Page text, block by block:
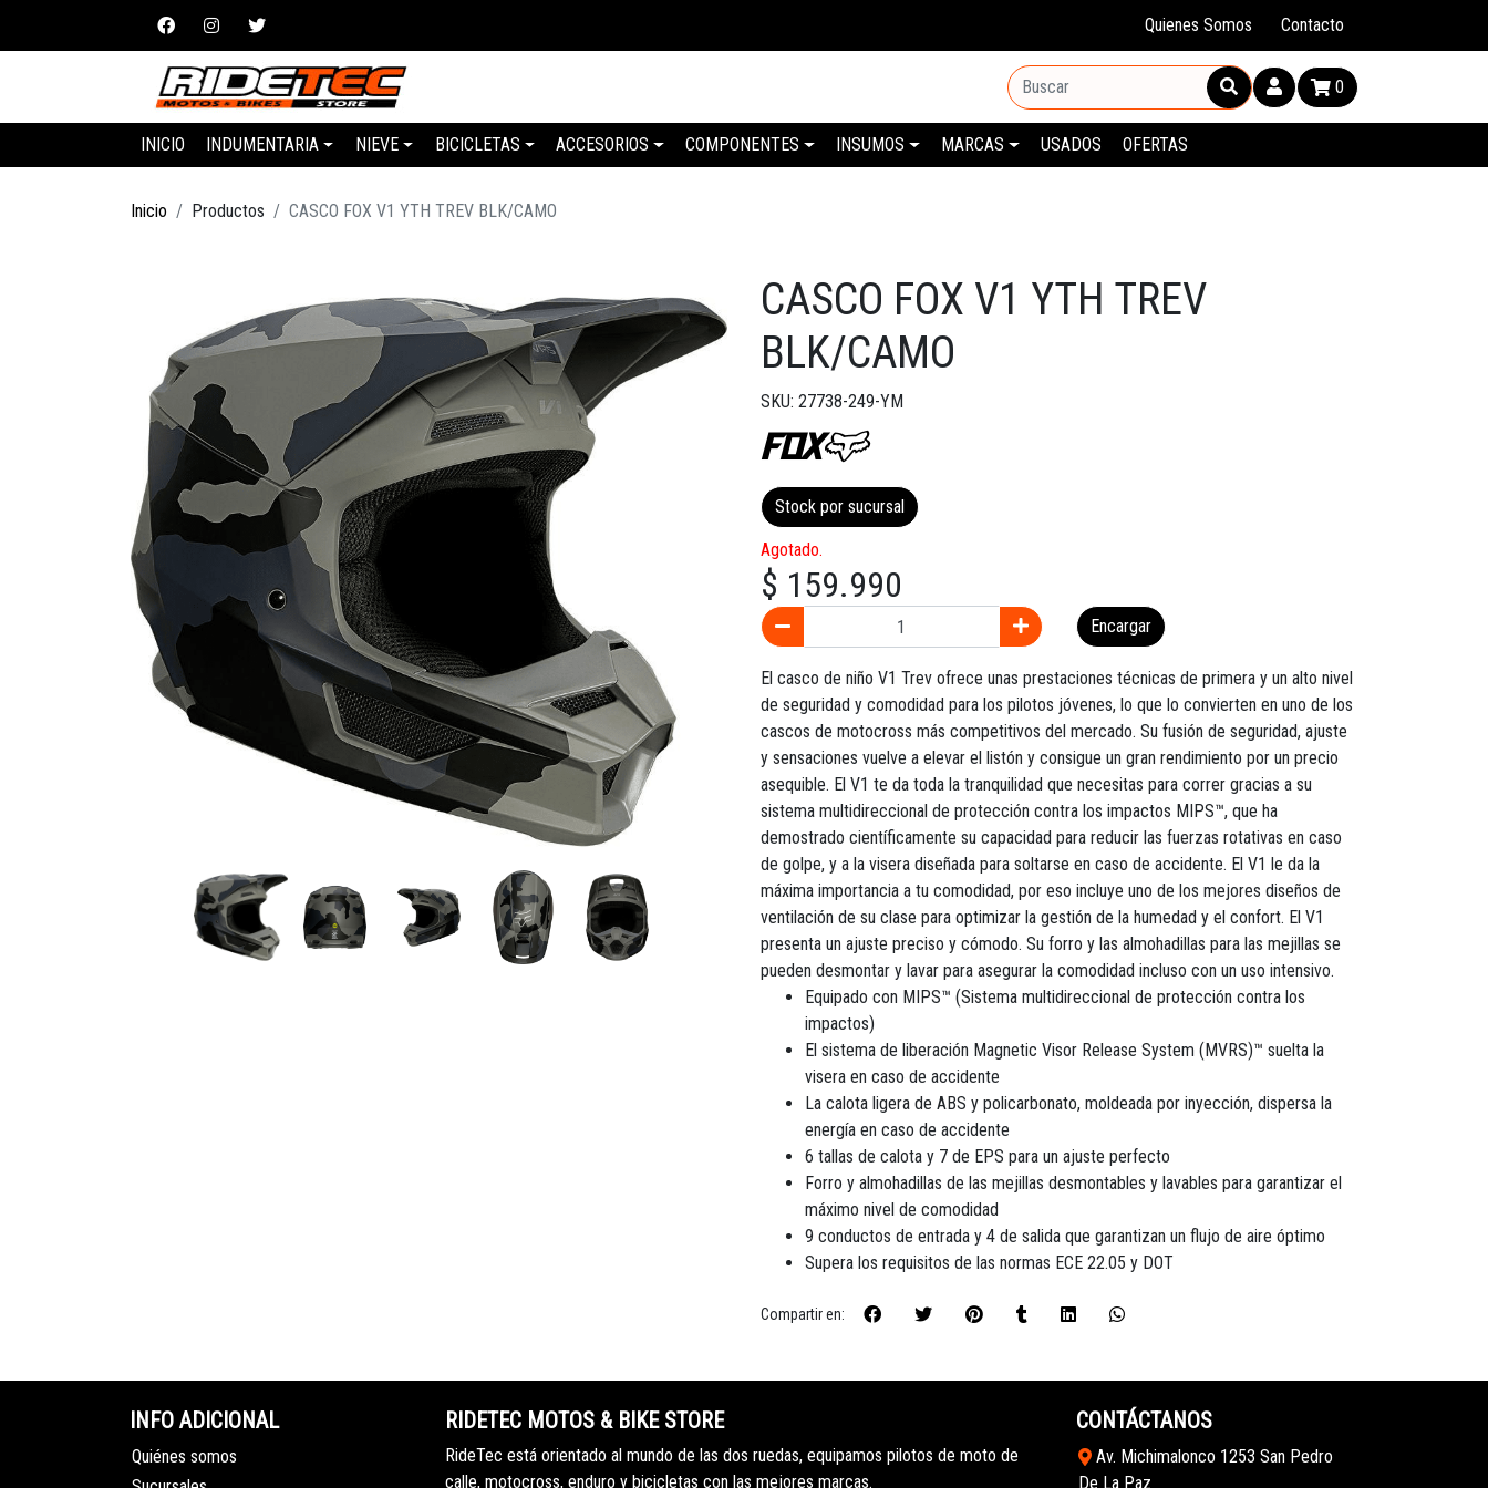
Quienes Somos Contacto
0
INICIO INDUMENTARIA NIEVE BICICLETAS ACCESORIOS COMPONENTES INSUMOS MARCAS USADOS OFERTAS
Inicio Productos CASCO FOX V1 YTH TREV BLK/CAMO
CASCO FOX V1 YTH TREV
BLK/CAMO
SKU: 27738-249-YM
Stock por sucursal
Agotado.
$ 159.990
Encargar
El casco de niño V1 Trev ofrece unas prestaciones técnicas de primera y un alto nivel
de seguridad y comodidad para los pilotos jóvenes, lo que lo convierten en uno de los
cascos de motocross más competitivos del mercado. Su fusión de seguridad, ajuste
y sensaciones vuelve a elevar el listón y consigue un gran rendimiento por un precio
asequible. El V1 te da toda la tranquilidad que necesitas para correr gracias a su
sistema multidireccional de protección contra los impactos MIPS™, que ha
demostrado científicamente su capacidad para reducir las fuerzas rotativas en caso
de golpe, y a la visera diseñada para soltarse en caso de accidente. El V1 le da la
máxima importancia a tu comodidad, por eso incluye uno de los mejores diseños de
ventilación de su clase para optimizar la gestión de la humedad y el confort. El V1
presenta un ajuste preciso y cómodo. Su forro y las almohadillas para las mejillas se
pueden desmontar y lavar para asegurar la comodidad incluso con un uso intensivo.
Equipado con MIPS™ (Sistema multidireccional de protección contra los
impactos)
El sistema de liberación Magnetic Visor Release System (MVRS)™ suelta la
visera en caso de accidente
La calota ligera de ABS y policarbonato, moldeada por inyección, dispersa la
energía en caso de accidente
6 tallas de calota y 7 de EPS para un ajuste perfecto
Forro y almohadillas de las mejillas desmontables y lavables para garantizar el
máximo nivel de comodidad
9 conductos de entrada y 4 de salida que garantizan un flujo de aire óptimo
Supera los requisitos de las normas ECE 22.05 y DOT
Compartir en:
INFO ADICIONAL
Quiénes somos
RIDETEC MOTOS & BIKE STORE
RideTec está orientado al mundo de las dos ruedas, equipamos pilotos de moto de
calle, motocross, enduro y bicicletas con las mejores marcas.
CONTÁCTANOS
Av. Michimalonco 1253 San Pedro
De La Paz